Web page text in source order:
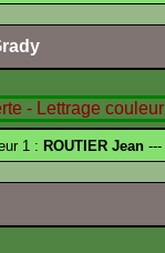
1 : ROUTIER Jean ---